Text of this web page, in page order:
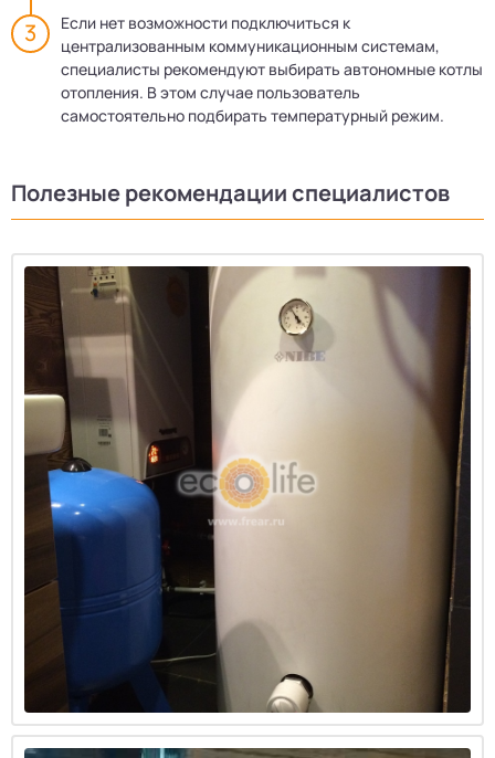
Если нет возможности подключиться к
централизованным коммуникационным системам,
специалисты рекомендуют выбирать автономные котлы
отопления. В этом случае пользователь
самостоятельно подбирать температурный режим.
Полезные рекомендации специалистов